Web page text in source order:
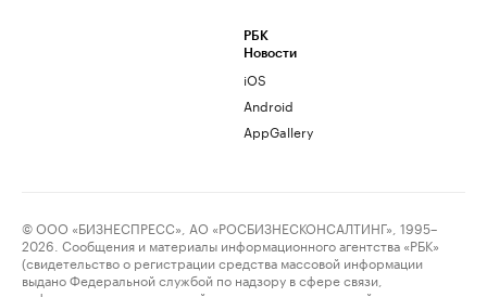
РБК
Новости
iOS
Android
AppGallery
© ООО «БИЗНЕСПРЕСС», АО «РОСБИЗНЕСКОНСАЛТИНГ», 1995–
2026. Сообщения и материалы информационного агентства «РБК»
(свидетельство о регистрации средства массовой информации
выдано Федеральной службой по надзору в сфере связи,